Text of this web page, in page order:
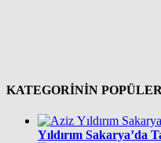
KATEGORİNİN
Yıldırım Sakarya’da